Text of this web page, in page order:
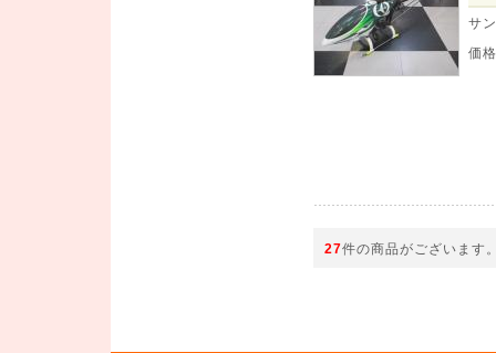
サ
価格
27件の商品がございます